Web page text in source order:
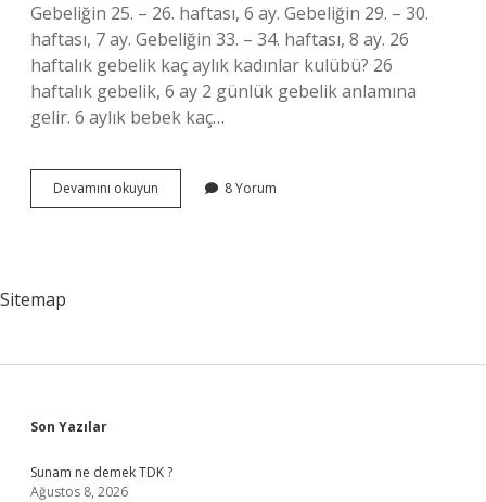
Gebeliğin 25. – 26. haftası, 6 ay. Gebeliğin 29. – 30.
haftası, 7 ay. Gebeliğin 33. – 34. haftası, 8 ay. 26
haftalık gebelik kaç aylık kadınlar kulübü? 26
haftalık gebelik, 6 ay 2 günlük gebelik anlamına
gelir. 6 aylık bebek kaç…
Devamını okuyun
Haftalık
8 Yorum
Sitemap
Sidebar
Son Yazılar
Sunam ne demek TDK ?
Ağustos 8, 2026